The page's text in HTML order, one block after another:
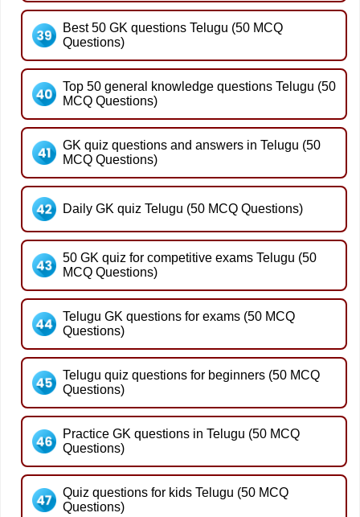
Best 50 GK questions Telugu (50 MCQ
Questions)
Top 50 general knowledge questions Telugu (50
MCQ Questions)
GK quiz questions and answers in Telugu (50
MCQ Questions)
Daily GK quiz Telugu (50 MCQ Questions)
50 GK quiz for competitive exams Telugu (50
MCQ Questions)
Telugu GK questions for exams (50 MCQ
Questions)
Telugu quiz questions for beginners (50 MCQ
Questions)
Practice GK questions in Telugu (50 MCQ
Questions)
Quiz questions for kids Telugu (50 MCQ
Questions)